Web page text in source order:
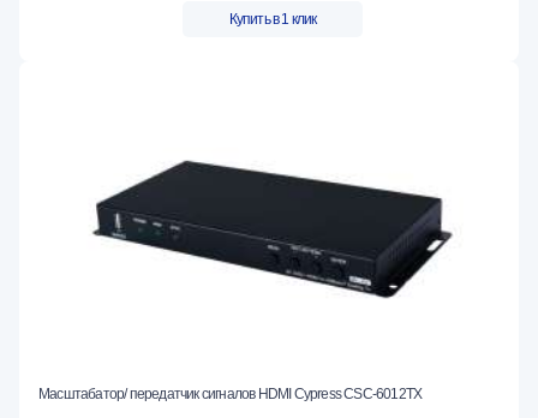
Купить в 1 клик
Масштабатор/ передатчик сигналов HDMI Cypress CSC-6012TX